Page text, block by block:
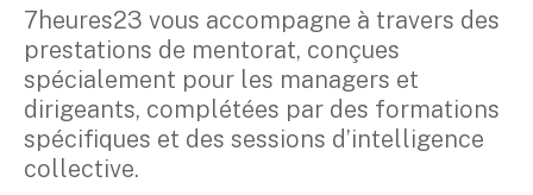
7heures23 vous accompagne à travers des
prestations de mentorat, conçues
spécialement pour les managers et
dirigeants, complétées par des formations
spécifiques et des sessions d’intelligence
collective.